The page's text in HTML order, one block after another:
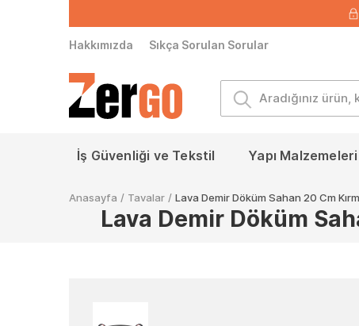
Hakkımızda Sıkça Sorulan Sorular
İş Güvenliği ve Tekstil Yapı
Anasayfa / Tavalar / Lava Demir Döküm Sahan 20 Cm
Lava Demir Döküm